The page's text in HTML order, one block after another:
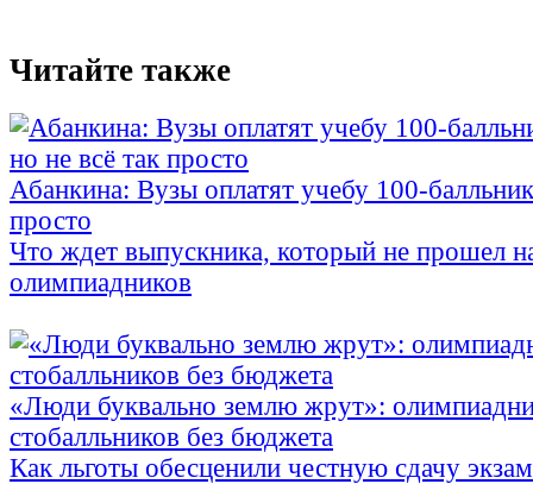
Читайте также
Абанкина: Вузы оплатят учебу 100-
просто
Что ждет выпускника, который не прошел
олимпиадников
«Люди буквально землю жрут»:
стобалльников без бюджета
Как льготы обесценили честную сдачу